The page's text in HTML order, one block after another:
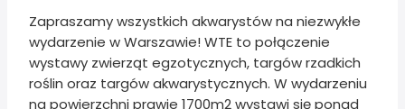
Zapraszamy wszystkich akwarystów na niezwykłe
wydarzenie w Warszawie! WTE to połączenie
wystawy zwierząt egzotycznych, targów rzadkich
roślin oraz targów akwarystycznych. W wydarzeniu
na powierzchni prawie 1700m2 wystawi się ponad